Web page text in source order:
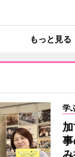
もっと見る
学